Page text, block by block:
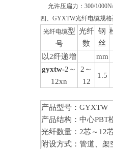
允许压扁力：300/
四、GYXTW光纤电缆规
光纤电缆型
号
光纤
数
钢
丝
以2纤递增
mm
gyxtw-2～
12xn
2～
12
1.5
产品型号：GYXTW
产品结构：中心PBT
光纤数量：2芯～12
附设方式：管道、架